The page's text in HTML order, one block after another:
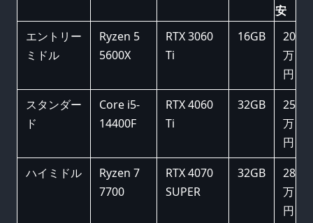
安
エントリー
ミドル
Ryzen 5
5600X
RTX 3060
Ti
16GB
20
万
円
スタンダー
ド
Core i5-
14400F
RTX 4060
Ti
32GB
25
万
円
ハイミドル
Ryzen 7
7700
RTX 4070
SUPER
32GB
28
万
円